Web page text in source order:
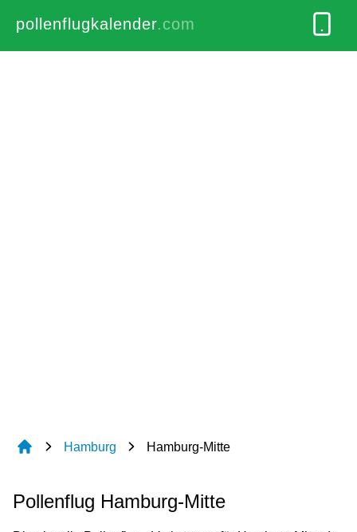
pollenflugkalender.com
Hamburg Hamburg-Mitte
Pollenflug Hamburg-Mitte